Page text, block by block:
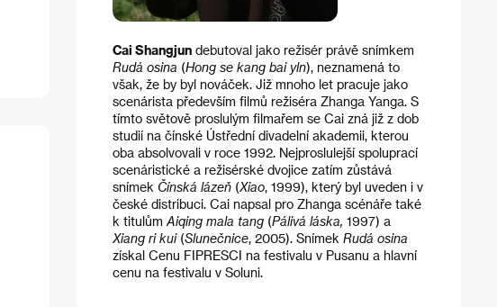
Cai Shangjundebutoval jako režisér právě snímkem
Rudá osina (Hong se kang bai yln), neznamená to
však, že by byl nováček. Již mnoho let pracuje jako
scenárista především filmů režiséra Zhanga Yanga. S
tímto světově proslulým filmařem se Cai zná již z dob
studií na čínské Ústřední divadelní akademii, kterou
oba absolvovali v roce 1992. Nejproslulejší spoluprací
scenáristické a režisérské dvojice zatím zůstává
snímek Čínská lázeň(Xiao, 1999), který byl uveden i v
české distribuci. Cai napsal pro Zhanga scénáře také
k titulům Aiqing mala tang(Pálivá láska, 1997) a
Xiang ri kui(Slunečnice, 2005). Snímek Rudá osina
získal Cenu FIPRESCI na festivalu v Pusanu a hlavní
cenu na festivalu v Soluni.